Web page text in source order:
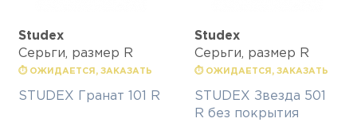
Studex
Серьги, размер R
⏱ ОЖИДАЕТСЯ, ЗАКАЗАТЬ
STUDEX Гранат 101 R
Studex
Серьги, размер R
⏱ ОЖИДАЕТСЯ, ЗАКАЗАТЬ
STUDEX Звезда 501
R без покрытия